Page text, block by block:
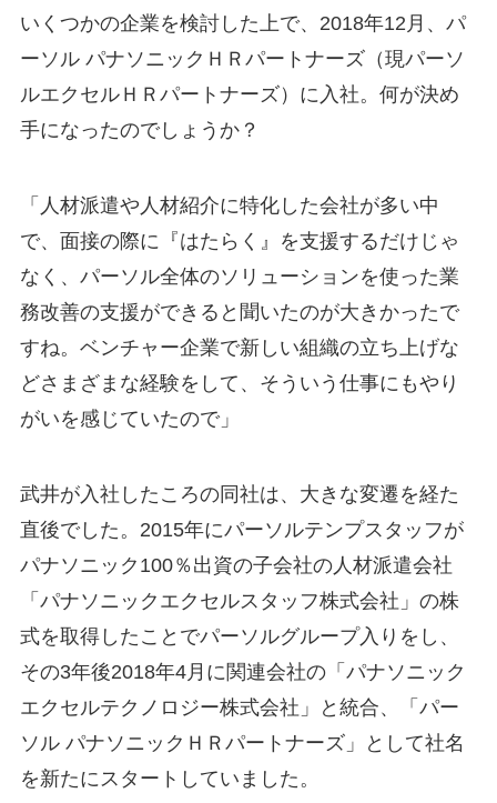
いくつかの企業を検討した上で、2018年12月、パ
ーソル パナソニックＨＲパートナーズ（現パーソ
ルエクセルＨＲパートナーズ）に入社。何が決め
手になったのでしょうか？
「人材派遣や人材紹介に特化した会社が多い中
で、面接の際に『はたらく』を支援するだけじゃ
なく、パーソル全体のソリューションを使った業
務改善の支援ができると聞いたのが大きかったで
すね。ベンチャー企業で新しい組織の立ち上げな
どさまざまな経験をして、そういう仕事にもやり
がいを感じていたので」
武井が入社したころの同社は、大きな変遷を経た
直後でした。2015年にパーソルテンプスタッフが
パナソニック100％出資の子会社の人材派遣会社
「パナソニックエクセルスタッフ株式会社」の株
式を取得したことでパーソルグループ入りをし、
その3年後2018年4月に関連会社の「パナソニック
エクセルテクノロジー株式会社」と統合、「パー
ソル パナソニックＨＲパートナーズ」として社名
を新たにスタートしていました。